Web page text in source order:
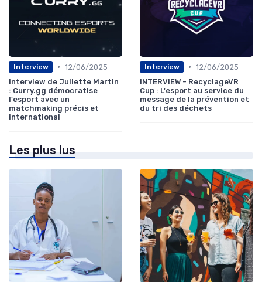
Interview • 12/06/2025
Interview de Juliette Martin
: Curry.gg démocratise
l'esport avec un
matchmaking précis et
international
Interview • 12/06/2025
INTERVIEW - RecyclageVR
Cup : L'esport au service du
message de la prévention et
du tri des déchets
Les plus lus